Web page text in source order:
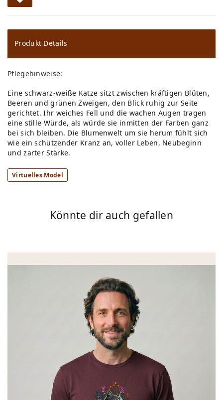
W
u
ns
ch
lis
te
Produkt Details
Pflegehinweise:
Eine schwarz-weiße Katze sitzt zwischen kräftigen Blüten,
Beeren und grünen Zweigen, den Blick ruhig zur Seite
gerichtet. Ihr weiches Fell und die wachen Augen tragen
eine stille Würde, als würde sie inmitten der Farben ganz
bei sich bleiben. Die Blumenwelt um sie herum fühlt sich
wie ein schützender Kranz an, voller Leben, Neubeginn
und zarter Stärke.
Virtuelles Model
Könnte dir auch gefallen